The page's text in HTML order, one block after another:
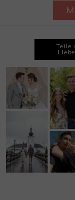
Teile